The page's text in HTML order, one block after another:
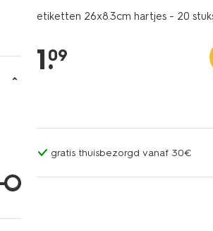
etiketten 26x8.3cm hartjes - 20
1.
09
gratis thuisbezorgd vanaf 30€